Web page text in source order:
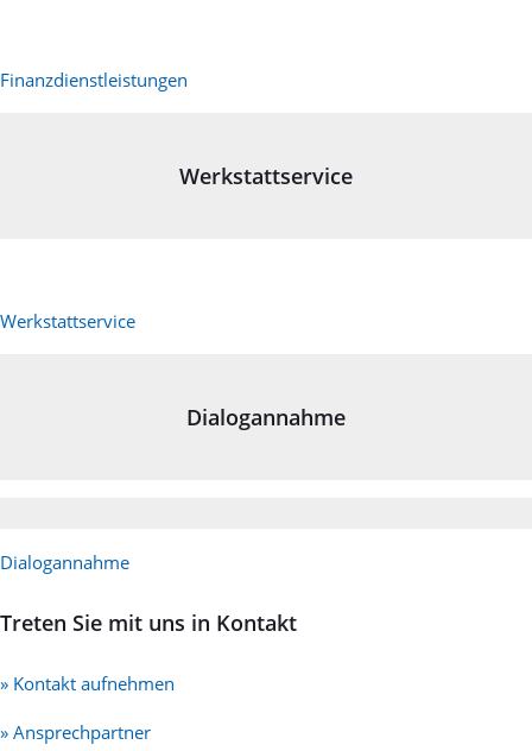
Finanzdienstleistungen
Werkstattservice
Werkstattservice
Dialogannahme
Dialogannahme
Treten Sie mit uns in Kontakt
» Kontakt aufnehmen
» Ansprechpartner